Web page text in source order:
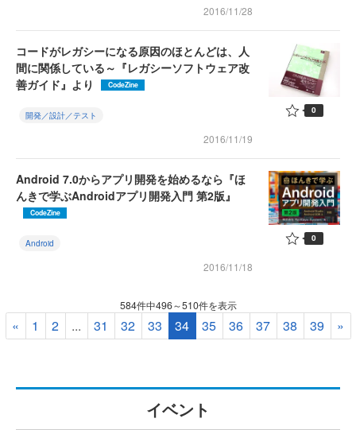
2016/11/28
コードがレガシーになる原因のほとんどは、人
間に関係している～『レガシーソフトウェア改
善ガイド』より
CodeZine
開発／設計／テスト
2016/11/19
0
Android 7.0からアプリ開発を始めるなら『ほ
んきで学ぶAndroidアプリ開発入門 第2版』
CodeZine
Android
2016/11/18
0
584件中496～510件を表示
« 1 2 ... 31 32 33 34 35 36 37 38 39 »
イベント